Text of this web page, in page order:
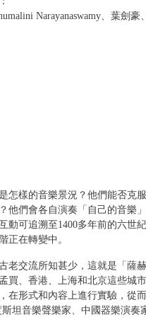
Narayanaswamy、葉劍豪
怎樣的音樂景況？他們能否克
他們會各自演奏「自己的音樂
動可追溯至1400多年前的六世
正在轉變中。
老交流所知甚少，這就是「薩
買、香港、上海和北京這些城
在形式和內容上進行實驗，從
坦音樂聲樂家、中國器樂演奏